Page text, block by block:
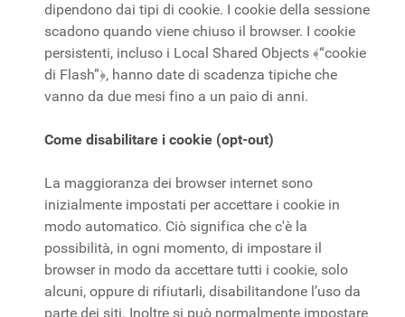
dipendono dai tipi di cookie. I cookie della sessione
scadono quando viene chiuso il browser. I cookie
persistenti, incluso i Local Shared Objects ﴾“cookie
di Flash”﴿, hanno date di scadenza tipiche che
vanno da due mesi fino a un paio di anni.
Come disabilitare i cookie (opt-out)
La maggioranza dei browser internet sono
inizialmente impostati per accettare i cookie in
modo automatico. Ciò significa che c'è la
possibilità, in ogni momento, di impostare il
browser in modo da accettare tutti i cookie, solo
alcuni, oppure di rifiutarli, disabilitandone l’uso da
parte dei siti. Inoltre si può normalmente impostare